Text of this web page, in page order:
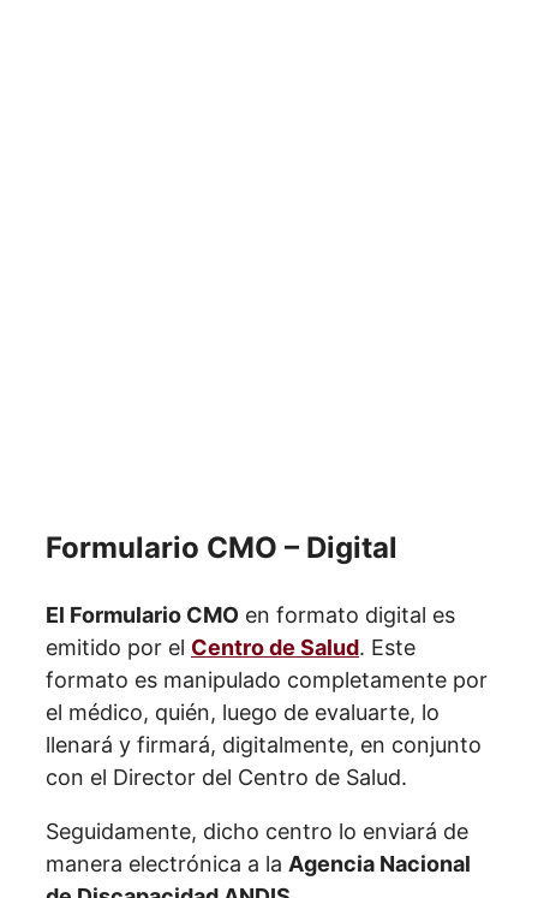
Formulario CMO – Digital
El Formulario CMO en formato digital es
emitido por el Centro de Salud. Este
formato es manipulado completamente por
el médico, quién, luego de evaluarte, lo
llenará y firmará, digitalmente, en conjunto
con el Director del Centro de Salud.
Seguidamente, dicho centro lo enviará de
manera electrónica a la Agencia Nacional